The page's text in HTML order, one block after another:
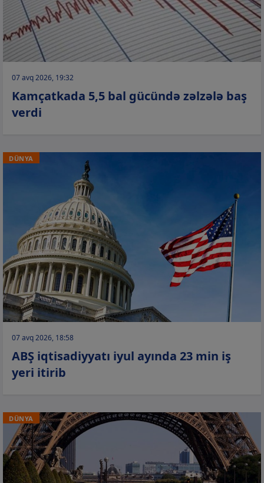
07 avq 2026, 19:32
Kamçatkada 5,5 bal gücündə zəlzələ baş
verdi
DÜNYA
07 avq 2026, 18:58
ABŞ iqtisadiyyatı iyul ayında 23 min iş
yeri itirib
DÜNYA